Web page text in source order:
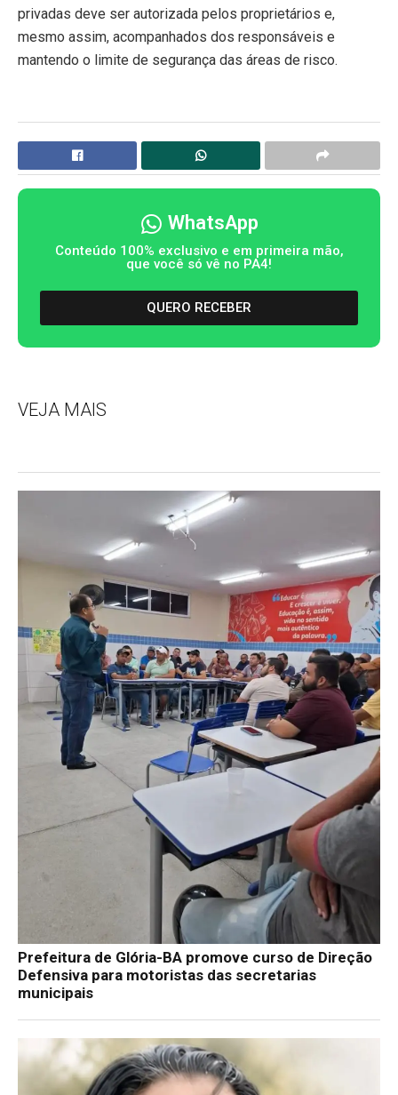
privadas deve ser autorizada pelos proprietários e,
mesmo assim, acompanhados dos responsáveis e
mantendo o limite de segurança das áreas de risco.
WhatsApp
Conteúdo 100% exclusivo e em primeira mão,
que você só vê no PA4!
QUERO RECEBER
VEJA MAIS
Prefeitura de Glória-BA promove curso de Direção
Defensiva para motoristas das secretarias
municipais